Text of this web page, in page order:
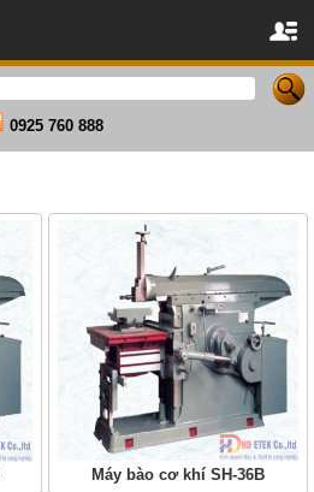
0925 760 888
Máy bào cơ khí SH-36B